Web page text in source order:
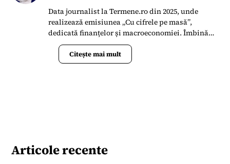
Data journalist la Termene.ro din 2025, unde
realizează emisiunea „Cu cifrele pe masă”,
dedicată finanțelor și macroeconomiei. Îmbină
economia, AI și big data pentru a explica
transformările din mediul de afaceri românesc.
Absolvent de ASE și specializat în piețe de
de investitor” din Business Magazin. Ulterior, a
Citește mai mult
Articole recente